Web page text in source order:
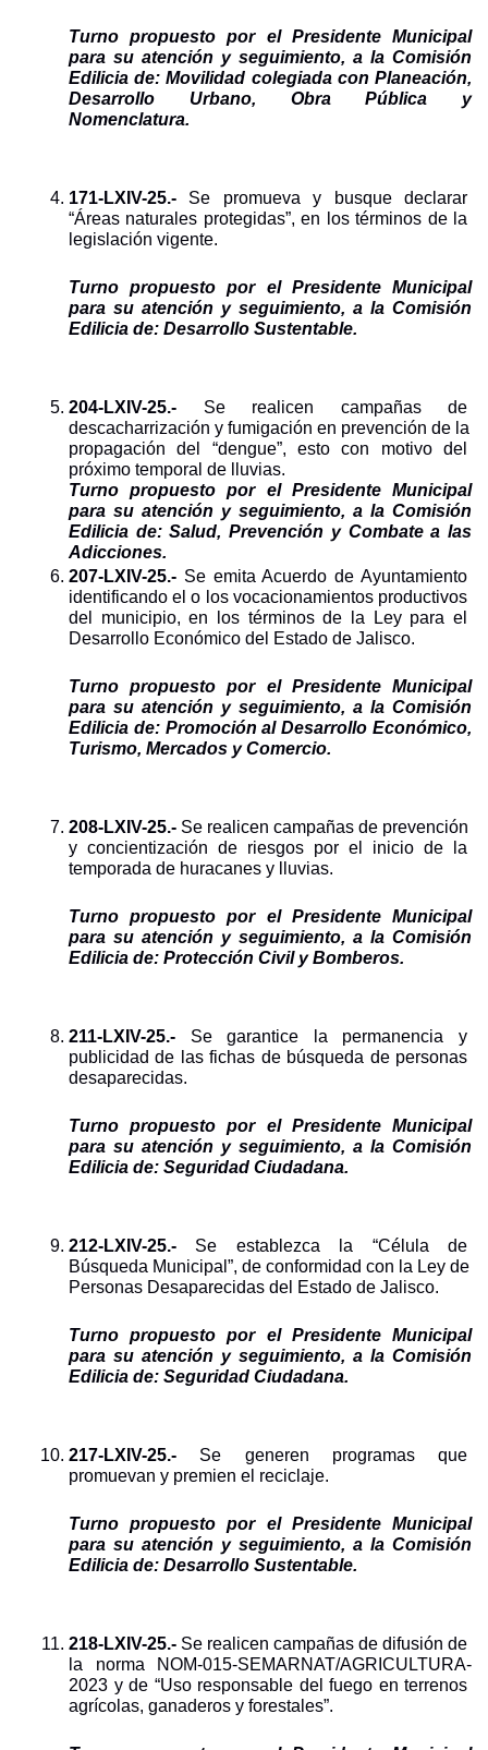
Turno propuesto por el Presidente Municipal
para su atención y seguimiento, a la Comisión
Edilicia de: Movilidad colegiada con Planeación,
Desarrollo Urbano, Obra Pública y
Nomenclatura.
171-LXIV-25.- Se promueva y busque declarar
“Áreas naturales protegidas”, en los términos de la
legislación vigente.
Turno propuesto por el Presidente Municipal
para su atención y seguimiento, a la Comisión
Edilicia de: Desarrollo Sustentable.
204-LXIV-25.- Se realicen campañas de
descacharrización y fumigación en prevención de la
propagación del “dengue”, esto con motivo del
próximo temporal de lluvias.
Turno propuesto por el Presidente Municipal
para su atención y seguimiento, a la Comisión
Edilicia de: Salud, Prevención y Combate a las
Adicciones.
207-LXIV-25.- Se emita Acuerdo de Ayuntamiento
identificando el o los vocacionamientos productivos
del municipio, en los términos de la Ley para el
Desarrollo Económico del Estado de Jalisco.
Turno propuesto por el Presidente Municipal
para su atención y seguimiento, a la Comisión
Edilicia de: Promoción al Desarrollo Económico,
Turismo, Mercados y Comercio.
208-LXIV-25.- Se realicen campañas de prevención
y concientización de riesgos por el inicio de la
temporada de huracanes y lluvias.
Turno propuesto por el Presidente Municipal
para su atención y seguimiento, a la Comisión
Edilicia de: Protección Civil y Bomberos.
211-LXIV-25.- Se garantice la permanencia y
publicidad de las fichas de búsqueda de personas
desaparecidas.
Turno propuesto por el Presidente Municipal
para su atención y seguimiento, a la Comisión
Edilicia de: Seguridad Ciudadana.
212-LXIV-25.- Se establezca la “Célula de
Búsqueda Municipal”, de conformidad con la Ley de
Personas Desaparecidas del Estado de Jalisco.
Turno propuesto por el Presidente Municipal
para su atención y seguimiento, a la Comisión
Edilicia de: Seguridad Ciudadana.
217-LXIV-25.- Se generen programas que
promuevan y premien el reciclaje.
Turno propuesto por el Presidente Municipal
para su atención y seguimiento, a la Comisión
Edilicia de: Desarrollo Sustentable.
218-LXIV-25.- Se realicen campañas de difusión de
la norma NOM-015-SEMARNAT/AGRICULTURA-
2023 y de “Uso responsable del fuego en terrenos
agrícolas, ganaderos y forestales”.